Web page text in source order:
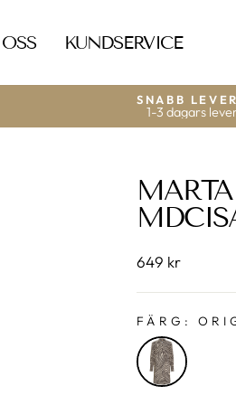
KUNDSERVICE
SNABB
1-3 dagars
649 kr
FÄRG: